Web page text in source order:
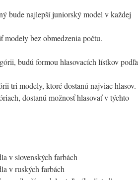
bude najlepší juniorský model v každej
modely bez obmedzenia počtu.
budú formou hlasovacích lístkov podľa
tri modely, ktoré dostanú najviac hlasov.
dostanú možnosť hlasovať v týchto
v slovenských farbách
v ruských farbách